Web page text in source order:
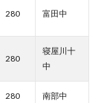
280 富田中
280
寝屋川十
中
280 南部中